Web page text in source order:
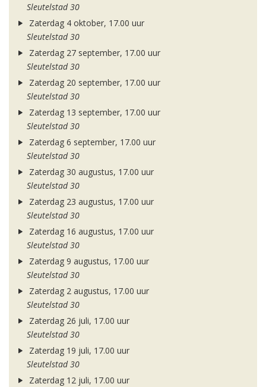
Sleutelstad 30
Zaterdag 4 oktober, 17.00 uur
Sleutelstad 30
Zaterdag 27 september, 17.00 uur
Sleutelstad 30
Zaterdag 20 september, 17.00 uur
Sleutelstad 30
Zaterdag 13 september, 17.00 uur
Sleutelstad 30
Zaterdag 6 september, 17.00 uur
Sleutelstad 30
Zaterdag 30 augustus, 17.00 uur
Sleutelstad 30
Zaterdag 23 augustus, 17.00 uur
Sleutelstad 30
Zaterdag 16 augustus, 17.00 uur
Sleutelstad 30
Zaterdag 9 augustus, 17.00 uur
Sleutelstad 30
Zaterdag 2 augustus, 17.00 uur
Sleutelstad 30
Zaterdag 26 juli, 17.00 uur
Sleutelstad 30
Zaterdag 19 juli, 17.00 uur
Sleutelstad 30
Zaterdag 12 juli, 17.00 uur